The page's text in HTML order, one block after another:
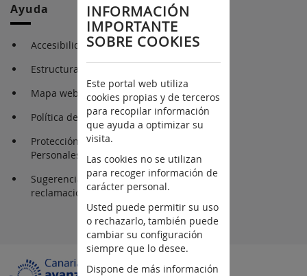
Ayuda
Accesibilidad
Estructura Orgánica
Mapa web
Política de privacidad
Protección de Datos
Personales
Sugerencias y
reclamaciones
INFORMACIÓN
IMPORTANTE
SOBRE COOKIES
Este portal web utiliza
cookies propias y de terceros
para recopilar información
que ayuda a optimizar su
visita.
Las cookies no se utilizan
para recoger información de
carácter personal.
Usted puede permitir su uso
o rechazarlo, también puede
cambiar su configuración
siempre que lo desee.
Dispone de más información